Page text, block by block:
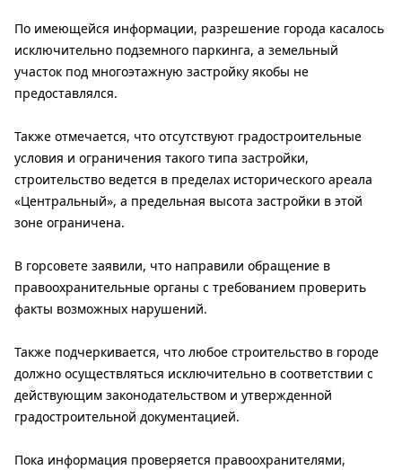
По имеющейся информации, разрешение города касалось
исключительно подземного паркинга, а земельный
участок под многоэтажную застройку якобы не
предоставлялся.
Также отмечается, что отсутствуют градостроительные
условия и ограничения такого типа застройки,
строительство ведется в пределах исторического ареала
«Центральный», а предельная высота застройки в этой
зоне ограничена.
В горсовете заявили, что направили обращение в
правоохранительные органы с требованием проверить
факты возможных нарушений.
Также подчеркивается, что любое строительство в городе
должно осуществляться исключительно в соответствии с
действующим законодательством и утвержденной
градостроительной документацией.
Пока информация проверяется правоохранителями,